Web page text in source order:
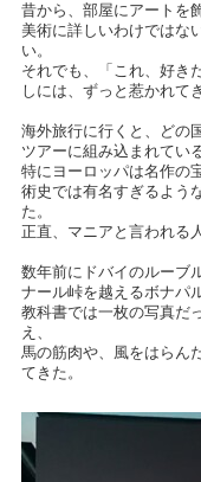
昔から、部屋にアートを
美術に詳しいわけではな
い。
それでも、「これ、好き
しには、ずっと惹かれて
海外旅行に行くと、どの
ツアーに組み込まれている
特にヨーロッパは名作の
術史では有名すぎるよう
た。
正直、マニアと言われる
数年前にドバイのルーブ
ナール峠を越えるボナパ
教科書では一枚の写真だ
え、
馬の筋肉や、風をはらん
てきた。